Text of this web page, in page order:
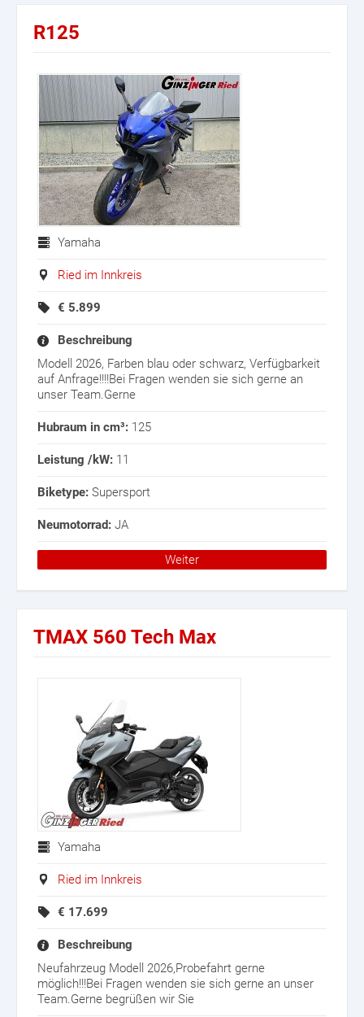
R125
Yamaha
Ried im Innkreis
€ 5.899
Beschreibung
Modell 2026, Farben blau oder schwarz, Verfügbarkeit
auf Anfrage!!!!Bei Fragen wenden sie sich gerne an
unser Team.Gerne
Hubraum in cm³: 125
Leistung /kW: 11
Biketype: Supersport
Neumotorrad: JA
Weiter
TMAX 560 Tech Max
Yamaha
Ried im Innkreis
€ 17.699
Beschreibung
Neufahrzeug Modell 2026,Probefahrt gerne
möglich!!!Bei Fragen wenden sie sich gerne an unser
Team.Gerne begrüßen wir Sie